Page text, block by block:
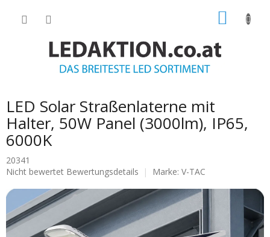
LED Solar Straßenlaterne mit
Halter, 50W Panel (3000lm), IP65,
6000K
20341
Die
Produktbewertung
0.0
von
Nicht bewertet Bewertungsdetails Marke: V-TAC